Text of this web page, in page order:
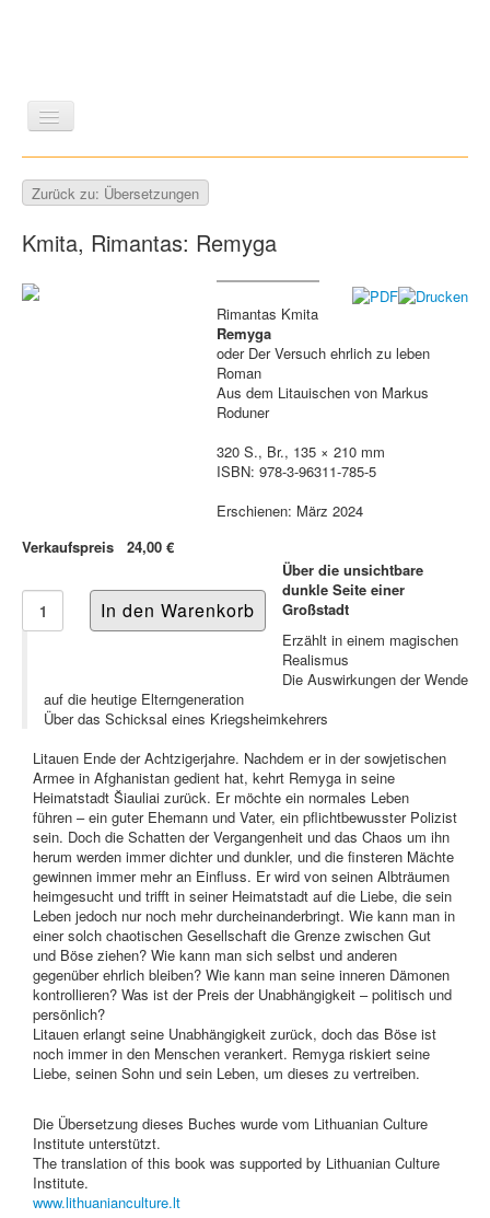
GESCHICHTE
WISSENSCHAFT
ZEITSCHRIFTEN/VERZEICHNISSE
Zurück zu: Übersetzungen
Kmita, Rimantas: Remyga
Verkaufspreis 24,00 €
Rimantas Kmita
Remyga
oder Der Versuch ehrlich zu leben
Roman
Aus dem Litauischen von Markus
Roduner
320 S., Br., 135 × 210 mm
ISBN: 978-3-96311-785-5
Erschienen: März 2024
Über die unsichtbare
dunkle Seite einer
Großstadt
Erzählt in einem magischen
Realismus
Die Auswirkungen der Wende
auf die heutige Elterngeneration
Über das Schicksal eines Kriegsheimkehrers
Litauen Ende der Achtzigerjahre. Nachdem er in der sowjetischen
Armee in Afghanistan gedient hat, kehrt Remyga in seine
Heimatstadt Šiauliai zurück. Er möchte ein normales Leben
führen – ein guter Ehemann und Vater, ein pflichtbewusster Polizist
sein. Doch die Schatten der Vergangenheit und das Chaos um ihn
herum werden immer dichter und dunkler, und die finsteren Mächte
gewinnen immer mehr an Einfluss. Er wird von seinen Albträumen
heimgesucht und trifft in seiner Heimatstadt auf die Liebe, die sein
Leben jedoch nur noch mehr durcheinanderbringt. Wie kann man in
einer solch chaotischen Gesellschaft die Grenze zwischen Gut
und Böse ziehen? Wie kann man sich selbst und anderen
gegenüber ehrlich bleiben? Wie kann man seine inneren Dämonen
kontrollieren? Was ist der Preis der Unabhängigkeit – politisch und
persönlich?
Litauen erlangt seine Unabhängigkeit zurück, doch das Böse ist
noch immer in den Menschen verankert. Remyga riskiert seine
Liebe, seinen Sohn und sein Leben, um dieses zu vertreiben.
Die Übersetzung dieses Buches wurde vom Lithuanian Culture
Institute unterstützt.
The translation of this book was supported by Lithuanian Culture
Institute.
www.lithuanianculture.lt